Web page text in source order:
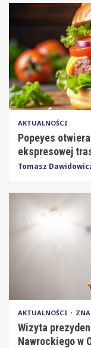
AKTUALNOŚCI
Popeyes
ekspresowej
Tomasz
AKTUALNOŚCI
Wizyta
Nawrockiego w